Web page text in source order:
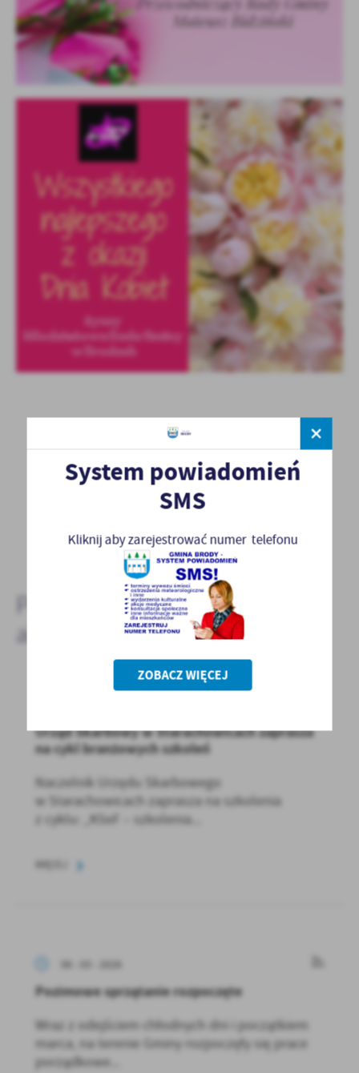
treści w postaci wiadomości, ofert, komunikatów mediów
społecznościowych.
POPRZEDNI NASTĘPNY
Pozostałe
aktualności
Urząd Skarbowy w Starachowicach zaprasza
na cykl branżowych szkoleń
Naczelnik Urzędu Skarbowego
w Starachowicach zaprasza na szkolenia
z cyklu: „KSeF – szkolenia...
06 - 03 - 2026
Pozimowe sprzątanie rozpoczęte
Wraz z odejściem chłodnych dni i początkiem
marca, na terenie Gminy rozpoczęły się prace
porządkowe...
System powiadomień
SMS
Kliknij aby zarejestrować numer telefonu
ZOBACZ WIĘCEJ